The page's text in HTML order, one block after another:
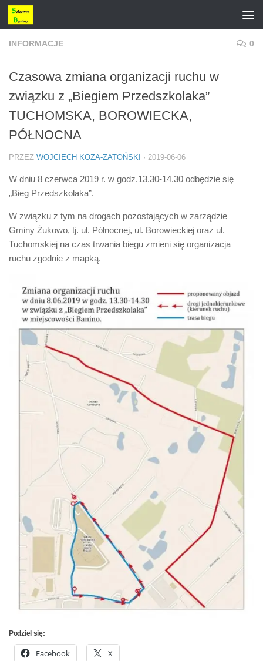
Przejdź do treści
INFORMACJE 0
Czasowa zmiana organizacji ruchu w
związku z „Biegiem Przedszkolaka”
TUCHOMSKA, BOROWIECKA,
PÓŁNOCNA
PRZEZ WOJCIECH KOZA-ZATOŃSKI · 2019-06-06
W dniu 8 czerwca 2019 r. w godz.13.30-14.30 odbędzie się
„Bieg Przedszkolaka”.
W związku z tym na drogach pozostających w zarządzie
Gminy Żukowo, tj. ul. Północnej, ul. Borowieckiej oraz ul.
Tuchomskiej na czas trwania biegu zmieni się organizacja
ruchu zgodnie z mapką.
Podziel się:
Facebook X